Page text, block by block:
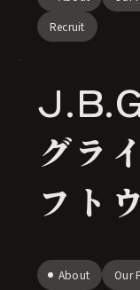
Recruit
グラ
フト
と、
About
Our